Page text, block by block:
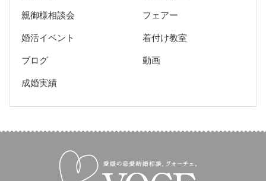
親御様相談会 フェアー
婚活イベント 着付け教室
ブログ 動画
成婚実績